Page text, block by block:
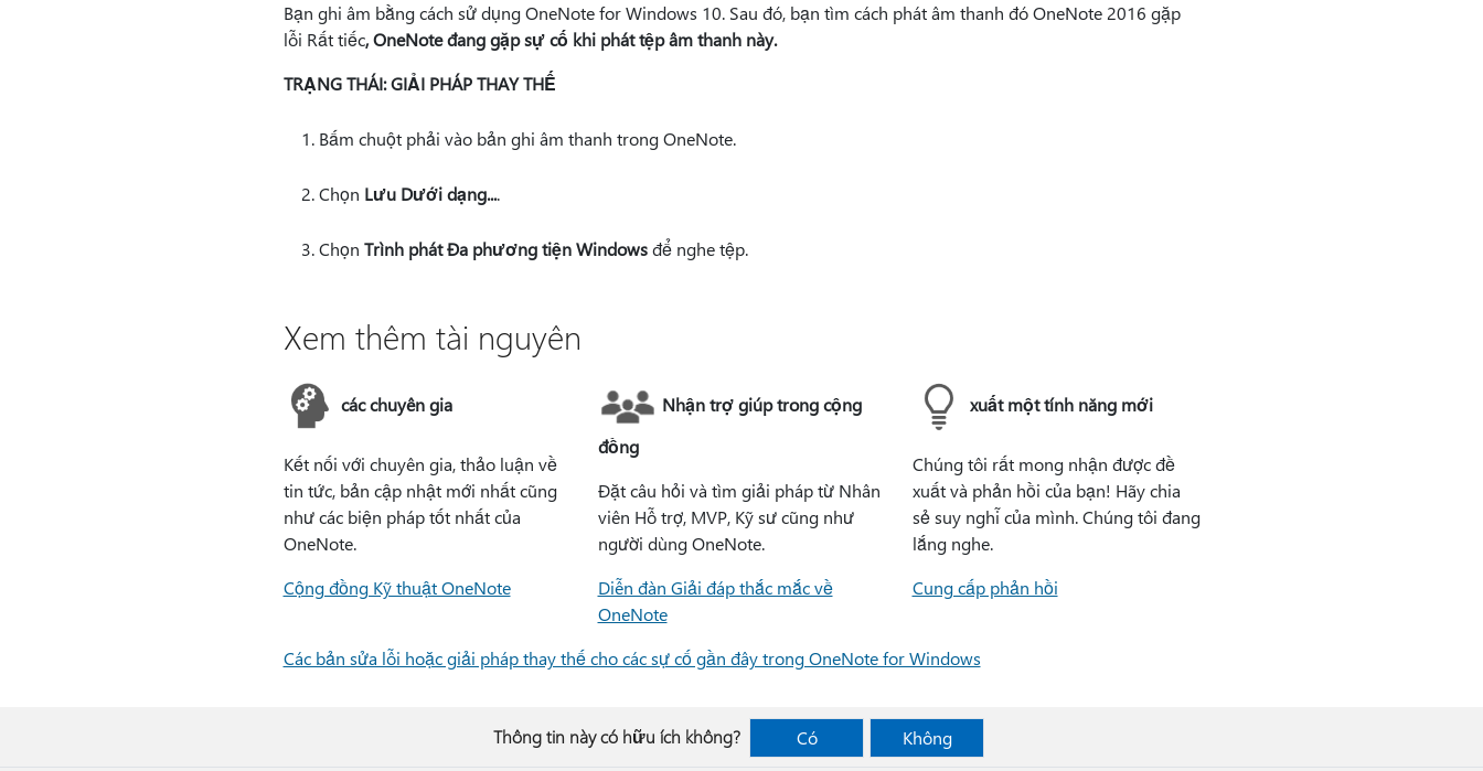
Bạn ghi âm bằng cách sử dụng OneNote for Windows 10. Sau đó, bạn tìm cách phát âm thanh đó OneNote 2016 gặp
lỗi Rất tiếc, OneNote đang gặp sự cố khi phát tệp âm thanh này.
TRẠNG THÁI: GIẢI PHÁP THAY THẾ
Bấm chuột phải vào bản ghi âm thanh trong OneNote.
Chọn Lưu Dưới dạng....
Chọn Trình phát Đa phương tiện Windowsđể nghe tệp.
Xem thêm tài nguyên
các chuyên gia
Kết nối với chuyên gia, thảo luận về
tin tức, bản cập nhật mới nhất cũng
như các biện pháp tốt nhất của
OneNote.
Cộng đồng Kỹ thuật OneNote
Nhận trợ giúp trong cộng
đồng
Đặt câu hỏi và tìm giải pháp từ Nhân
viên Hỗ trợ, MVP, Kỹ sư cũng như
người dùng OneNote.
Diễn đàn Giải đáp thắc mắc về
OneNote
xuất một tính năng mới
Chúng tôi rất mong nhận được đề
xuất và phản hồi của bạn! Hãy chia
sẻ suy nghĩ của mình. Chúng tôi đang
lắng nghe.
Cung cấp phản hồi
Các bản sửa lỗi hoặc giải pháp thay thế cho các sự cố gần đây trong OneNote for Windows
Thông tin này có hữu ích không? Có Không